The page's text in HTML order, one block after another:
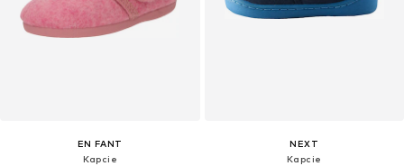
EN FANT
Kapcie
NEXT
Kapcie